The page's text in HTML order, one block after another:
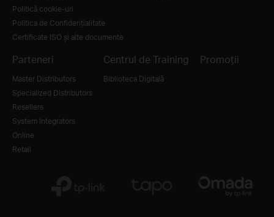
Politică cookie-uri
Politica de Confidențialitate
Certificate ISO și alte documente
Parteneri
Master Distributors
Specialized Distributors
Resellers
System Integrators
Online
Retail
Centrul de Training
Biblioteca Digitală
Promoții